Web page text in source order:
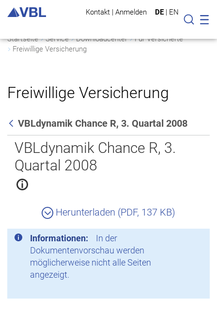
Kontakt | Anmelden DE | EN
Suche
Startseite Service Downloadcenter
Für Versicherte
Freiwillige Versicherung
Freiwillige Versicherung
Zurück
VBLdynamik Chance R, 3. Quartal 2008
VBLdynamik Chance R, 3.
Quartal 2008
Herunterladen (PDF, 137 KB)
Informationen:
In der
Dokumentenvorschau werden
möglicherweise nicht alle Seiten
angezeigt.